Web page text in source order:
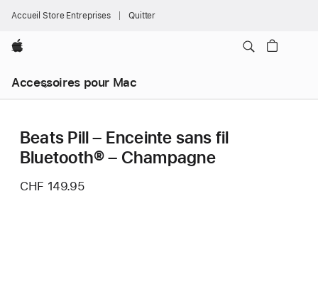
Accueil Store Entreprises Quitter
Apple
Accessoires pour Mac
Beats Pill – Enceinte sans fil
Bluetooth® – Champagne
CHF 149.95